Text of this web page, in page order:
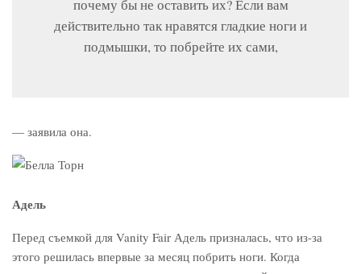
почему бы не оставить их? Если вам
действительно так нравятся гладкие ноги и
подмышки, то побрейте их сами,
— заявила она.
Адель
Перед съемкой для Vanity Fair Адель призналась, что из-за
этого решилась впервые за месяц побрить ноги. Когда